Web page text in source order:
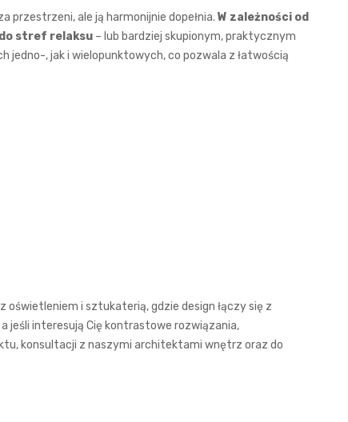
przestrzeni, ale ją harmonijnie dopełnia. W zależności od
stref relaksu– lub bardziej skupionym, praktycznym
jedno-, jak i wielopunktowych, co pozwala z łatwością
oświetleniem i sztukaterią, gdzie design łączy się z
a jeśli interesują Cię kontrastowe rozwiązania,
konsultacji z naszymi architektami wnętrz oraz do